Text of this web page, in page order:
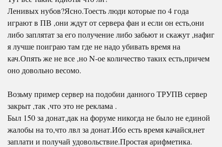
Ленивых нубов?Ясно.Тоесть люди которые по 4 года
играют в ПВ ,они ждут от сервера фан и если он есть,они
либо заплятат за его получение либо забьют и скажут ,нафиг
я лучше поиграю там где не надо убивать время на
кач.Опять же не все ,но N-ое количество таких есть,причем
оно довольно весомо.
Возьму пример сервер на подобии данного ТРУПВ сервер
закрыт ,так ,что это не реклама .
Был 150 за донат,дак на форуме никогда не было не единой
жалобы на то,что лвл за донат.Ибо есть время качайся,нет
заплати и получай удовольствие.Простая арифметика.